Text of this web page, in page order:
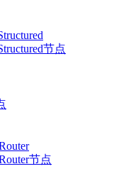
节点
节点